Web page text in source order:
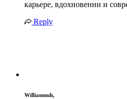
карьере, вдохновении и
Reply
Williamnuh,